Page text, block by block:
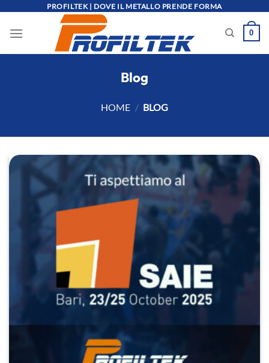
contenuti
PROFILTEK | DOVE IL METALLO PRENDE FORMA
0
Blog
HOME / BLOG